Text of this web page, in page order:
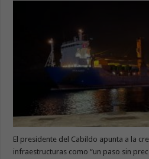
El presidente del Cabildo apunta a la
infraestructuras como “un paso sin